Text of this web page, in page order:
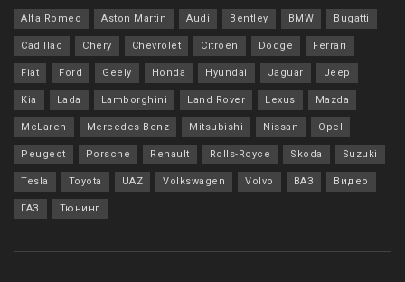
Alfa Romeo Aston Martin Audi Bentley BMW Bugatti
Cadillac Chery Chevrolet Citroen Dodge Ferrari
Fiat Ford Geely Honda Hyundai Jaguar Jeep
Kia Lada Lamborghini Land Rover Lexus Mazda
McLaren Mercedes-Benz Mitsubishi Nissan Opel
Peugeot Porsche Renault Rolls-Royce Skoda Suzuki
Tesla Toyota UAZ Volkswagen Volvo ВАЗ Видео
ГАЗ Тюнинг